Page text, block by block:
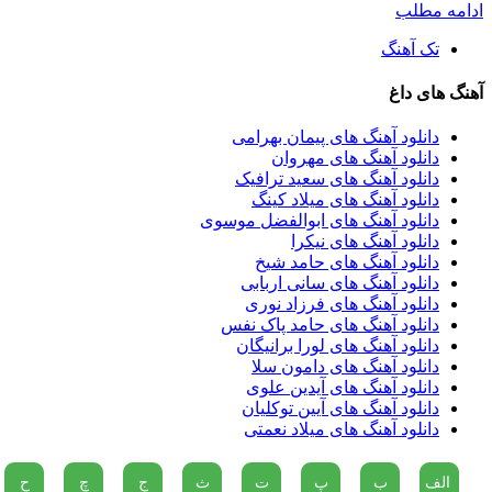
ادامه مطلب
تک آهنگ
آهنگ های داغ
دانلود آهنگ های پیمان بهرامی
دانلود آهنگ های مهروان
دانلود آهنگ های سعید ترافیک
دانلود آهنگ های میلاد کینگ
دانلود آهنگ های ابوالفضل موسوی
دانلود آهنگ های نیکرا
دانلود آهنگ های حامد شیخ
دانلود آهنگ های سانی اربابی
دانلود آهنگ های فرزاد نوری
دانلود آهنگ های حامد پاک نفس
دانلود آهنگ های لورا برانیگان
دانلود آهنگ های دامون سلا
دانلود آهنگ های آیدین علوی
دانلود آهنگ های آیین توکلیان
دانلود آهنگ های میلاد نعمتی
الف ب پ ت ث ج چ ح